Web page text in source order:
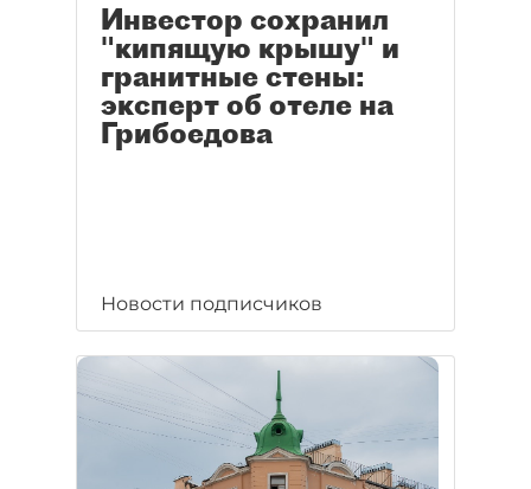
Инвестор сохранил
"кипящую крышу" и
гранитные стены:
эксперт об отеле на
Грибоедова
Новости подписчиков